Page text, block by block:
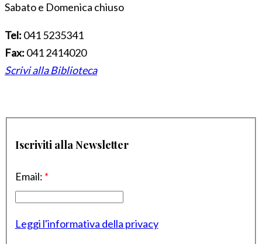
Sabato e Domenica chiuso
Tel: 041 5235341
Fax: 041 2414020
Scrivi alla Biblioteca
Iscriviti alla Newsletter
Email: *
Leggi l'informativa della privacy